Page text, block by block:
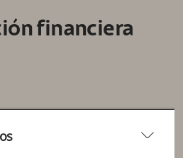
financiera
arrow2-down